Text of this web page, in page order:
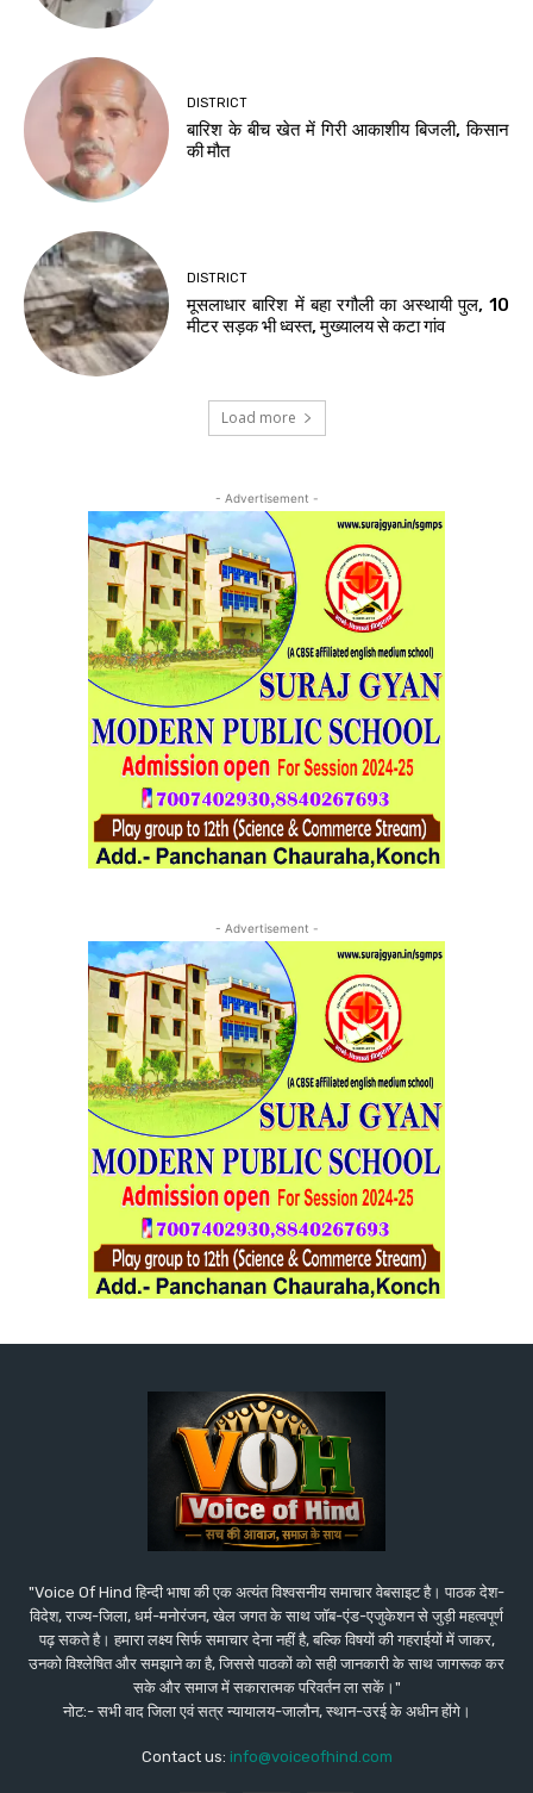
DISTRICT
बारिश के बीच खेत में गिरी आकाशीय बिजली, किसान
की मौत
DISTRICT
मूसलाधार बारिश में बहा रगौली का अस्थायी पुल, 10
मीटर सड़क भी ध्वस्त, मुख्यालय से कटा गांव
Load more
- Advertisement -
- Advertisement -
"Voice Of Hind हिन्दी भाषा की एक अत्यंत विश्वसनीय समाचार वेबसाइट है। पाठक देश-
विदेश, राज्य-जिला, धर्म-मनोरंजन, खेल जगत के साथ जॉब-एंड-एजुकेशन से जुड़ी महत्वपूर्ण
पढ़ सकते है। हमारा लक्ष्य सिर्फ समाचार देना नहीं है, बल्कि विषयों की गहराईयों में जाकर,
उनको विश्लेषित और समझाने का है, जिससे पाठकों को सही जानकारी के साथ जागरूक कर
सके और समाज में सकारात्मक परिवर्तन ला सकें।"
नोट:- सभी वाद जिला एवं सत्र न्यायालय-जालौन, स्थान-उरई के अधीन होंगे।
Contact us: info@voiceofhind.com